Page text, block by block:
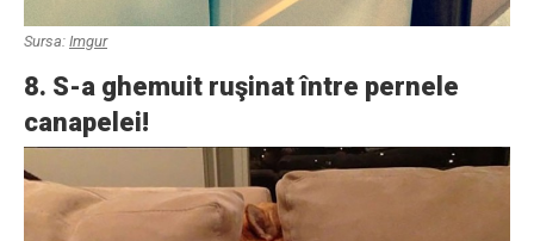
Sursa: Imgur
8. S-a ghemuit ruşinat între pernele
canapelei!